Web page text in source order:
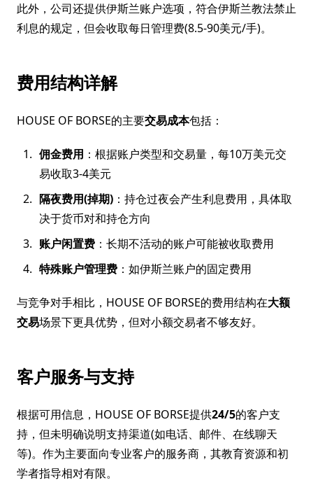
此外，公司还提供伊斯兰账户选项，符合伊斯兰教法禁止
利息的规定，但会收取每日管理费(8.5-90美元/手)。
费用结构详解
HOUSE OF BORSE的主要交易成本包括：
佣金费用 ：根据账户类型和交易量，每10万美元交
易收取3-4美元
隔夜费用(掉期) ：持仓过夜会产生利息费用，具体取
决于货币对和持仓方向
账户闲置费 ：长期不活动的账户可能被收取费用
特殊账户管理费 ：如伊斯兰账户的固定费用
与竞争对手相比，HOUSE OF BORSE的费用结构在大额
交易场景下更具优势，但对小额交易者不够友好。
客户服务与支持
根据可用信息，HOUSE OF BORSE提供24/5的客户支
持，但未明确说明支持渠道(如电话、邮件、在线聊天
等)。作为主要面向专业客户的服务商，其教育资源和初
学者指导相对有限。